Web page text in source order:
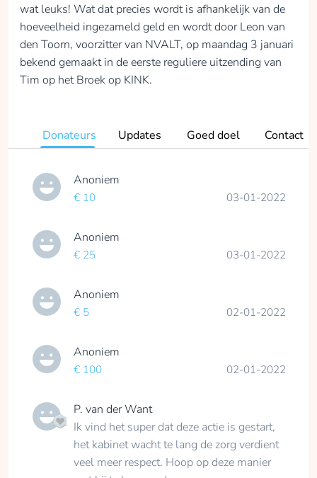
wat leuks! Wat dat precies wordt is afhankelijk van de
hoeveelheid ingezameld geld en wordt door Leon van
den Toorn, voorzitter van NVALT, op maandag 3 januari
bekend gemaakt in de eerste reguliere uitzending van
Tim op het Broek op KINK.
Donateurs Updates Goed doel Contact
Anoniem
€ 10 03-01-2022
Anoniem
€ 25 03-01-2022
Anoniem
€ 5 02-01-2022
Anoniem
€ 100 02-01-2022
P. van der Want
Ik vind het super dat deze actie is gestart,
het kabinet wacht te lang de zorg verdient
veel meer respect. Hoop op deze manier